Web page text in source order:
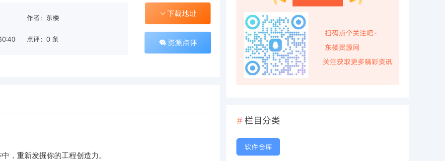
作者：东楼
点评：0 条
下载地址
资源点评
，重新发掘你的工程创造力。
扫码点个关注吧~
东楼资源网
关注获取更多精彩资讯
栏目分类
软件仓库